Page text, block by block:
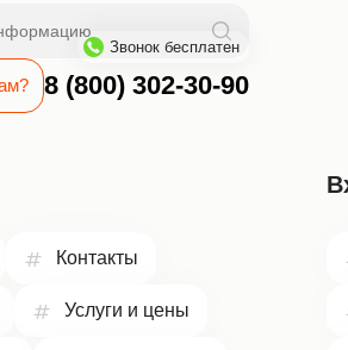
Контакты
Услуги и цены
Поиск
8 (800) 302-30-90
Звонок бесплатен